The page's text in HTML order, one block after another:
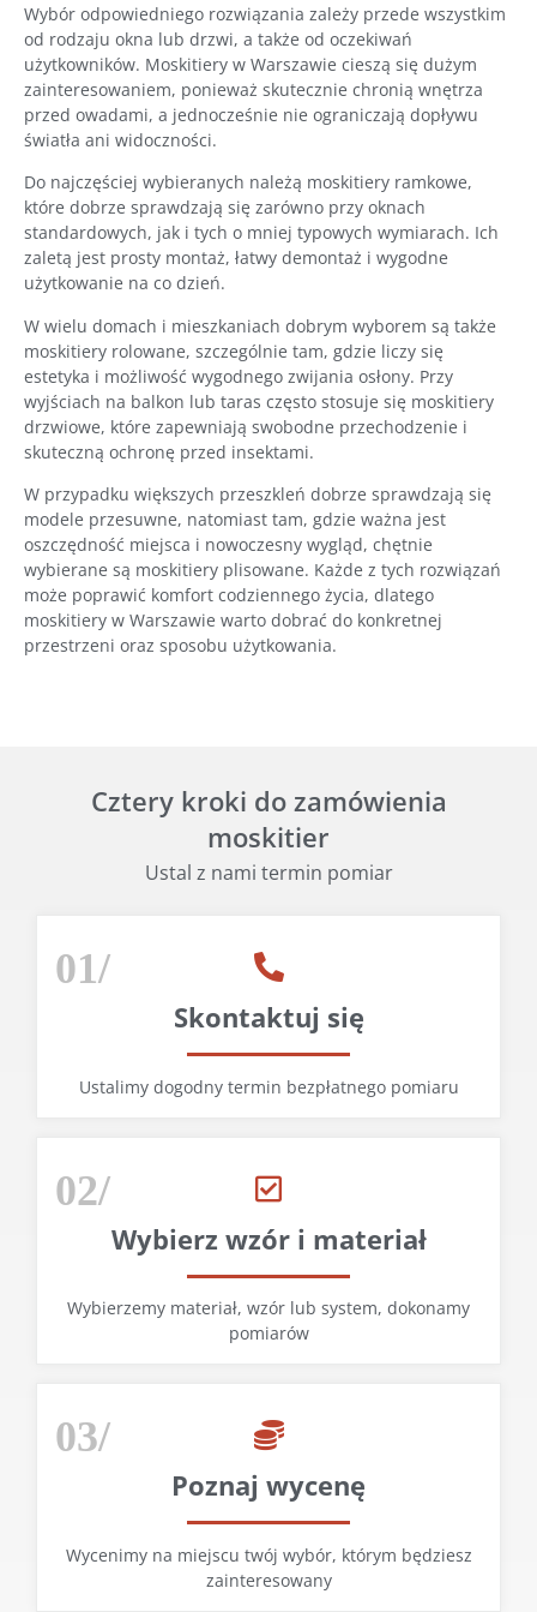
Wybór odpowiedniego rozwiązania zależy przede wszystkim
od rodzaju okna lub drzwi, a także od oczekiwań
użytkowników. Moskitiery w Warszawie cieszą się dużym
zainteresowaniem, ponieważ skutecznie chronią wnętrza
przed owadami, a jednocześnie nie ograniczają dopływu
światła ani widoczności.
Do najczęściej wybieranych należą moskitiery ramkowe,
które dobrze sprawdzają się zarówno przy oknach
standardowych, jak i tych o mniej typowych wymiarach. Ich
zaletą jest prosty montaż, łatwy demontaż i wygodne
użytkowanie na co dzień.
W wielu domach i mieszkaniach dobrym wyborem są także
moskitiery rolowane, szczególnie tam, gdzie liczy się
estetyka i możliwość wygodnego zwijania osłony. Przy
wyjściach na balkon lub taras często stosuje się moskitiery
drzwiowe, które zapewniają swobodne przechodzenie i
skuteczną ochronę przed insektami.
W przypadku większych przeszkleń dobrze sprawdzają się
modele przesuwne, natomiast tam, gdzie ważna jest
oszczędność miejsca i nowoczesny wygląd, chętnie
wybierane są moskitiery plisowane. Każde z tych rozwiązań
może poprawić komfort codziennego życia, dlatego
moskitiery w Warszawie warto dobrać do konkretnej
przestrzeni oraz sposobu użytkowania.
Cztery kroki do zamówienia
moskitier
Ustal z nami termin pomiar
01/
Skontaktuj się
Ustalimy dogodny termin bezpłatnego pomiaru
02/
Wybierz wzór i materiał
Wybierzemy materiał, wzór lub system, dokonamy
pomiarów
03/
Poznaj wycenę
Wycenimy na miejscu twój wybór, którym będziesz
zainteresowany